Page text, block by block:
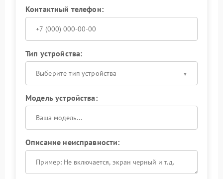
Контактный телефон:
Тип устройства:
Выберите тип устройства
Модель устройства:
Описание неисправности: